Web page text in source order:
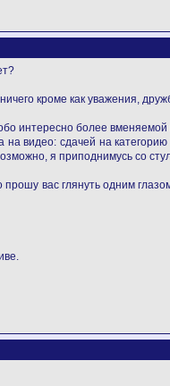
кроме как уважения,
интересно более вменяемой
видео: сдачей на
я приподнимусь со
вас глянуть одним